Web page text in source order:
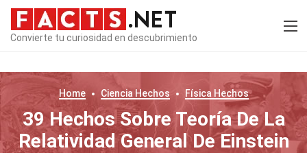
Convierte tu curiosidad en descubrimiento
Home Ciencia Hechos Física Hechos
39 Hechos Sobre Teoría De La
Relatividad General De Einstein